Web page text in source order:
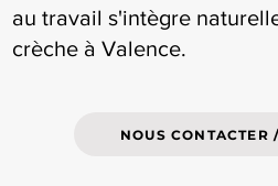
au travail s'intègre
crèche à Valence.
NOUS